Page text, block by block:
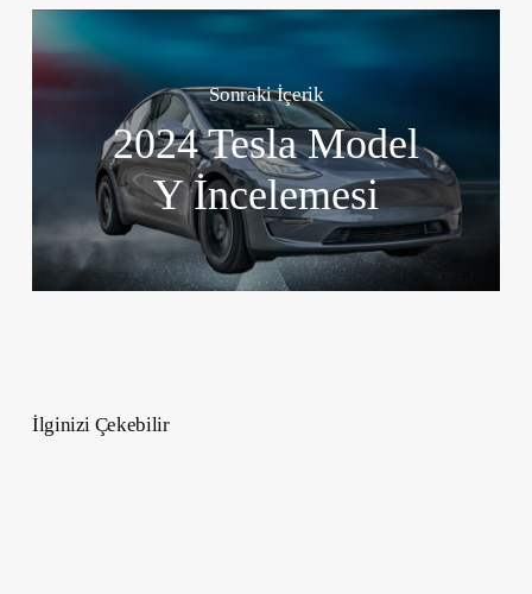
Sonraki İçerik
2024 Tesla Model
Y İncelemesi
İlginizi Çekebilir